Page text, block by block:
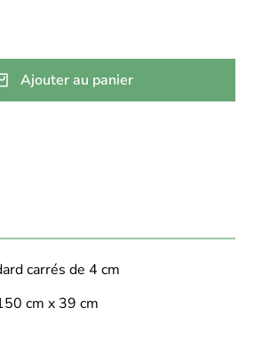
Ajouter au panier
carrés de 4 cm
cm x 39 cm